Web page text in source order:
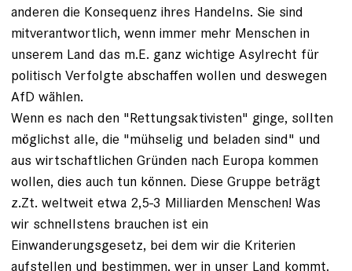
anderen die Konsequenz ihres Handelns. Sie sind
mitverantwortlich, wenn immer mehr Menschen in
unserem Land das m.E. ganz wichtige Asylrecht für
politisch Verfolgte abschaffen wollen und deswegen
AfD wählen.
Wenn es nach den "Rettungsaktivisten" ginge, sollten
möglichst alle, die "mühselig und beladen sind" und
aus wirtschaftlichen Gründen nach Europa kommen
wollen, dies auch tun können. Diese Gruppe beträgt
z.Zt. weltweit etwa 2,5-3 Milliarden Menschen! Was
wir schnellstens brauchen ist ein
Einwanderungsgesetz, bei dem wir die Kriterien
aufstellen und bestimmen, wer in unser Land kommt.